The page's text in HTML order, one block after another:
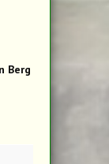
Berg